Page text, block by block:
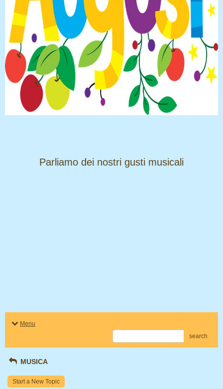
​​​​​​​Parliamo dei nostri gusti musicali
Menu
search
MUSICA
Start a New Topic